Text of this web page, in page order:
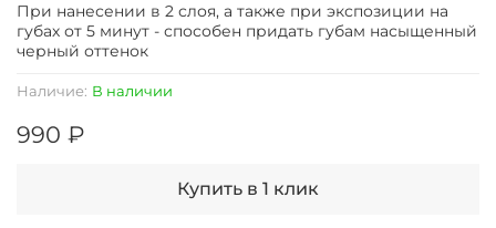
Наличие: В наличии
990 ₽
Купить в 1 клик
При нанесении в 2 слоя, а также при экспозиции на
губах от 5 минут - способен придать губам насыщенный
черный оттенок